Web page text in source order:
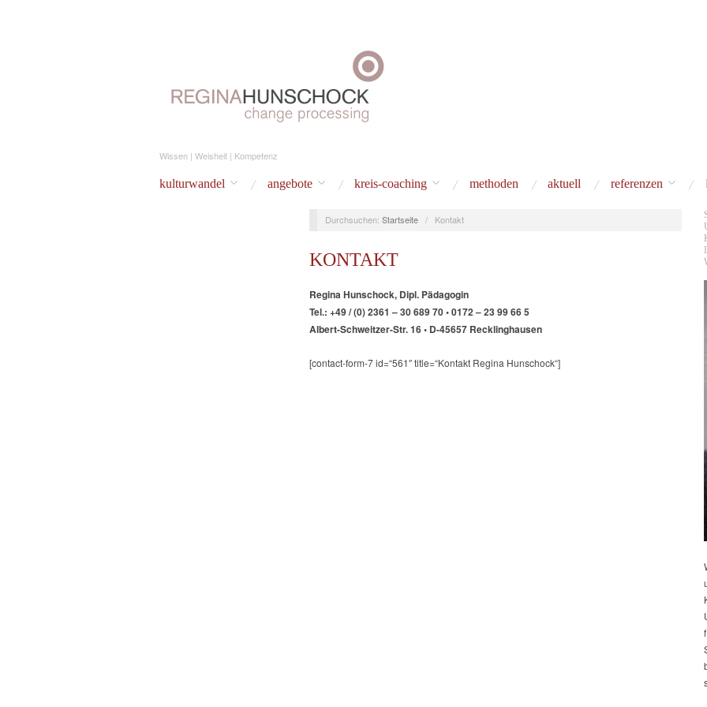
Wissen | Weisheit | Kompetenz
kulturwandel angebote kreis-coaching methoden aktuell referenzen
Durchsuchen: Startseite / Kontakt
KONTAKT
Regina Hunschock, Dipl. Pädagogin
Tel.: +49 / (0) 2361 – 30 689 70 • 0172 – 23 99 66 5
Albert-Schweitzer-Str. 16 • D-45657 Recklinghausen
[contact-form-7 id=“561″ title=“Kontakt Regina Hunschock“]